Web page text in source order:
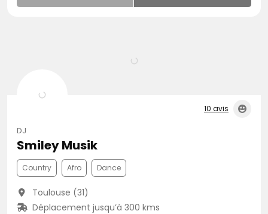
10 avis
DJ
Smiley Musik
Country Afro Dance
Toulouse (31)
Déplacement jusqu’à 300 kms